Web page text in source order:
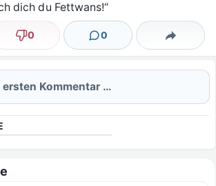
dich du Fettwans!“
Nicht lustig
0 0
Kommentare Teilen
ersten Kommentar …